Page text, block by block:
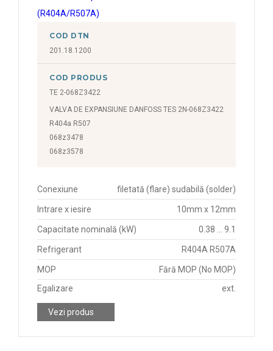
COD DTN
201.18.1200
COD PRODUS
TE 2-068Z3422
VALVA DE EXPANSIUNE DANFOSS TES 2N-068Z3422
R404a R507
068z3478
068z3578
Conexiune filetată (flare) sudabilă (solder)
Intrare x iesire 10mm x 12mm
Capacitate nominală (kW) 0.38 ... 9.1
Refrigerant R404A R507A
MOP
Fără MOP (No MOP)
Egalizare
ext.
Vezi produs